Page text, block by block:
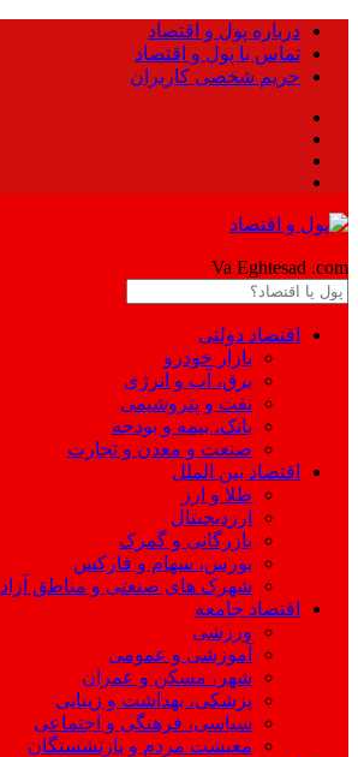
درباره پول و اقتصاد
تماس با پول و اقتصاد
حریم شخصی کاربران
Va Eghtesad .com
اقتصاد دولتی
بازار خودرو
برق، آب و انرژی
نفت و پتروشیمی
بانک، بیمه و بودجه
صنعت و معدن و تجارت
اقتصاد بین الملل
طلا و ارز
ارزدیجیتال
بازرگانی و گمرک
بورس، سهام و فارکس
شهرک های صنعتی و مناطق آزاد
اقتصاد جامعه
ورزشی
آموزشی و عمومی
شهر، مسکن و عمران
پزشکی، بهداشت و زیبایی
سیاسی، فرهنگی و اجتماعی
معیشت مردم و بازنشستگان